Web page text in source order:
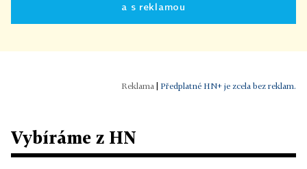
a s reklamou
Předplatné HN+ je zcela bez reklam.
Vybíráme z HN